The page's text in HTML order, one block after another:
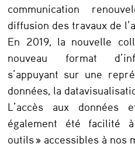
communication
diffusion des travaux de
En 2019, la nouvelle
nouveau format
s’appuyant sur une
données, la
L’accès aux données
également été facilité
outils » accessibles à nos